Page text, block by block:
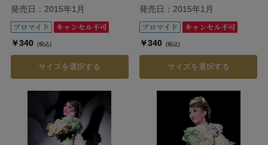
『Ernest in Love』
発売日：2015年1月
￥340 (税込)
サイズを選択する
『Ernest in Love』
発売日：2015年1月
￥340 (税込)
サイズを選択する